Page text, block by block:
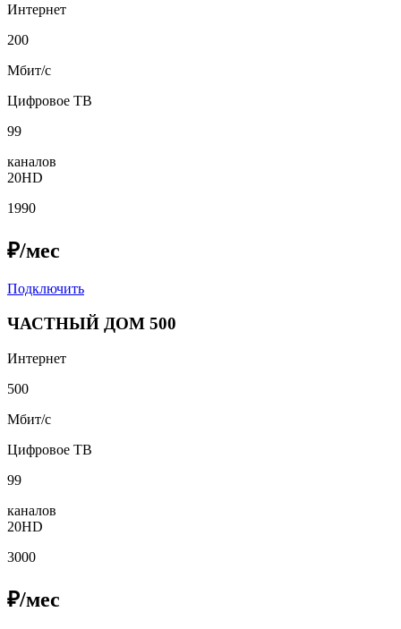
Интернет
200
Мбит/с
Цифровое ТВ
99
каналов
20HD
1990
₽/мес
Подключить
ЧАСТНЫЙ ДОМ 500
Интернет
500
Мбит/с
Цифровое ТВ
99
каналов
20HD
3000
₽/мес